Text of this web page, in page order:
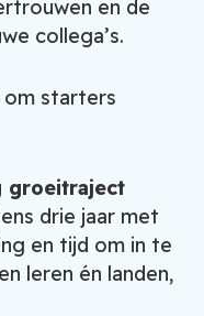
en de
collega’s.
om starters
groeitraject
drie jaar met
en tijd om in te
leren én landen,